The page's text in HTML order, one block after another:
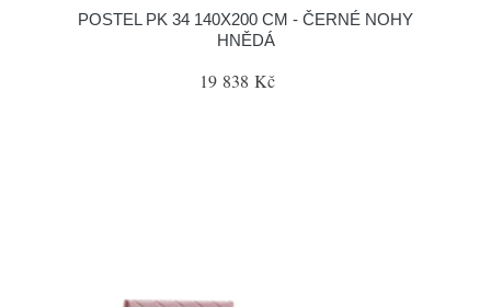
POSTEL PK 34 140X200 CM - ČERNÉ NOHY
HNĚDÁ
19 838 Kč